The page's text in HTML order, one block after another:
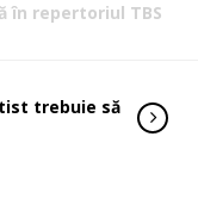
în repertoriul TBS
trebuie să